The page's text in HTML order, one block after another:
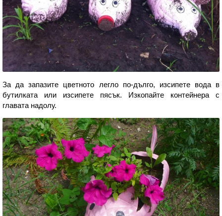
За да запазите цветното легло по-дълго, изсипете вода в
бутилката или изсипете пясък. Изкопайте контейнера с
главата надолу.